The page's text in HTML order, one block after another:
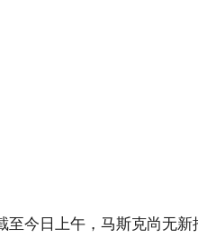
今日上午，马斯克尚无